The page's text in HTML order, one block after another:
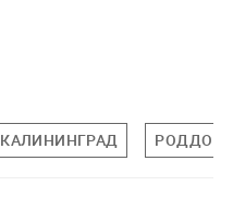
КАЛИНИНГРАД